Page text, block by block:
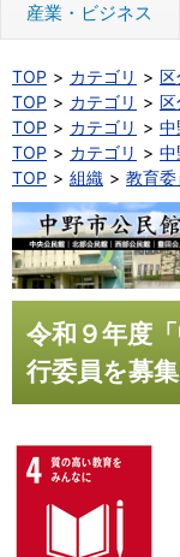
産業・ビジネス
TOP カテゴリ 区
TOP
カテゴリ 区
TOP
カテゴリ 中
TOP
カテゴリ 中
TOP
組織 教育
令和９年度
行委員を募